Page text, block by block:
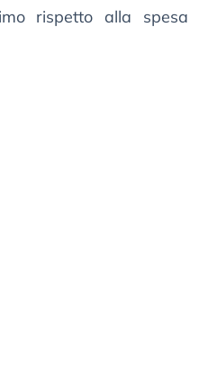
rispetto alla spesa